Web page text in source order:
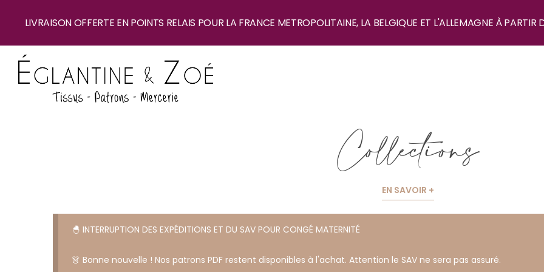
LIVRAISON OFFERTE EN POINTS RELAIS POUR LA FRANCE METROPOLITAINE, LA BELGIQUE ET L'ALLEMAGNE À PARTIR
Collections
EN SAVOIR +
🐣 INTERRUPTION DES EXPÉDITIONS ET DU SAV POUR CONGÉ MATERNITÉ
👗 Bonne nouvelle ! Nos patrons PDF restent disponibles à l'achat. Attention le SAV ne sera pas assuré.